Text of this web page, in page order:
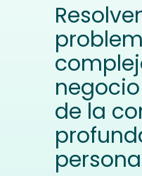
de la